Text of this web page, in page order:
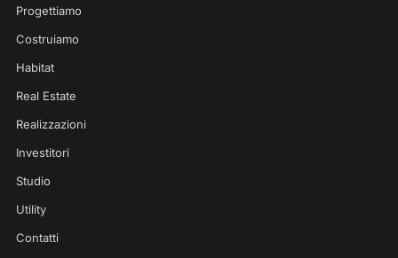
Progettiamo
Costruiamo
Habitat
Real Estate
Realizzazioni
Investitori
Studio
Utility
Contatti